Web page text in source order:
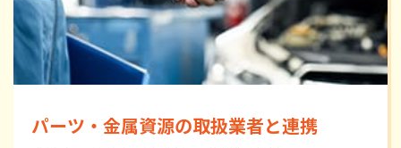
パーツ・金属資源の取扱業者と連携